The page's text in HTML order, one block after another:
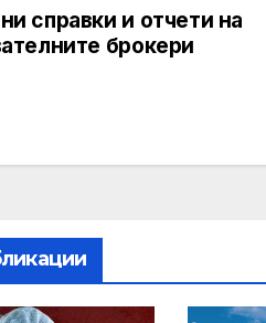
справки и отчети на
брокери